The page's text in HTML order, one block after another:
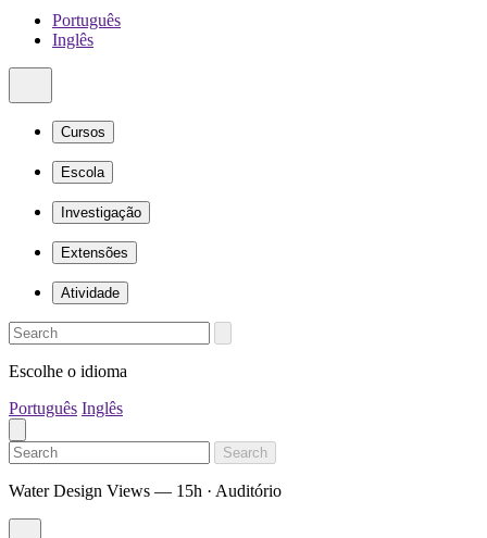
Português
Inglês
Cursos
Escola
Investigação
Extensões
Atividade
Escolhe o idioma
Português Inglês
Search
Water Design Views — 15h · Auditório